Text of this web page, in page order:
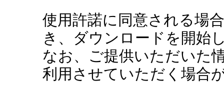
使用許諾に同意される場
き、ダウンロードを開始
なお、ご提供いただいた
利用させていただく場合